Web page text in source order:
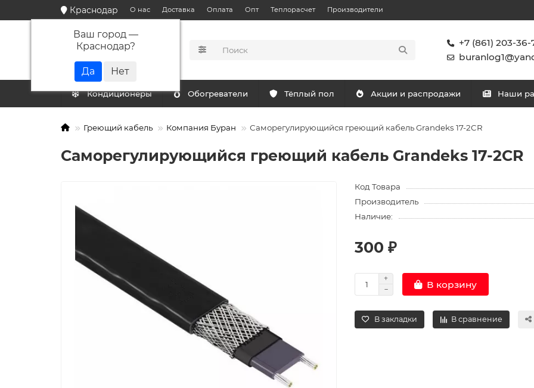
Краснодар
Ваш город —
Краснодар?
О нас Доставка Оплата Опт Теплорасчет Производители
КАТАЛОГ
+7 (861) 203-36-
Кондиционеры Обогреватели Тёплый пол Акции и распродажи Наши
Греющий кабель Компания Буран Саморегулирующийся греющий кабель Grandeks 17-2CR
Саморегулирующийся греющий кабель Grandeks 17-2CR
Код Товара
Производитель
Наличие:
300 ₽
В корзину
В закладки В сравнение